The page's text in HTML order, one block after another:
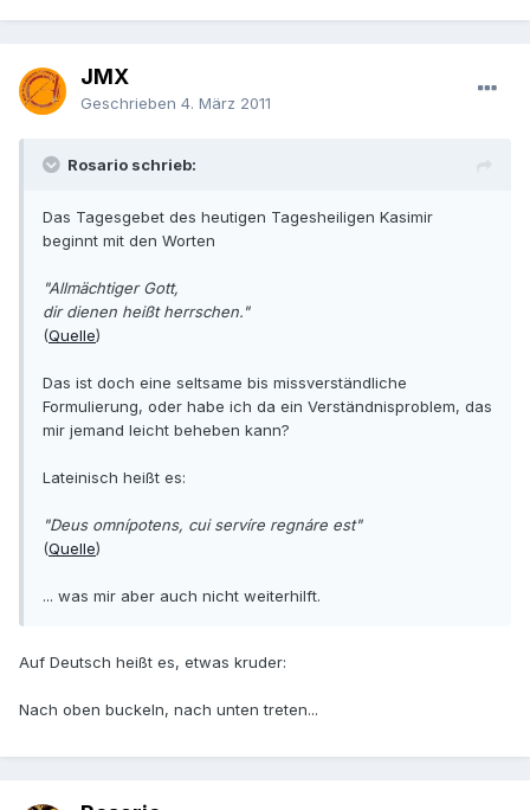
JMX
Geschrieben 4. März 2011
Rosario schrieb:
Das Tagesgebet des heutigen Tagesheiligen Kasimir
beginnt mit den Worten
"Allmächtiger Gott,
dir dienen heißt herrschen."
(Quelle)
Das ist doch eine seltsame bis missverständliche
Formulierung, oder habe ich da ein Verständnisproblem, das
mir jemand leicht beheben kann?
Lateinisch heißt es:
"Deus omnípotens, cui servíre regnáre est"
(Quelle)
... was mir aber auch nicht weiterhilft.
Auf Deutsch heißt es, etwas kruder:
Nach oben buckeln, nach unten treten...